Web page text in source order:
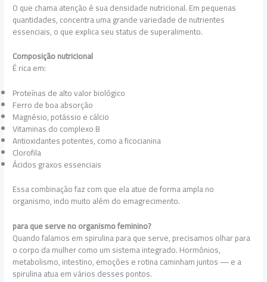
O que chama atenção é sua densidade nutricional. Em pequenas
quantidades, concentra uma grande variedade de nutrientes
essenciais, o que explica seu status de superalimento.
Composição nutricional
É rica em:
Proteínas de alto valor biológico
Ferro de boa absorção
Magnésio, potássio e cálcio
Vitaminas do complexo B
Antioxidantes potentes, como a ficocianina
Clorofila
Ácidos graxos essenciais
Essa combinação faz com que ela atue de forma ampla no
organismo, indo muito além do emagrecimento.
para que serve no organismo feminino?
Quando falamos em spirulina para que serve, precisamos olhar para
o corpo da mulher como um sistema integrado. Hormônios,
metabolismo, intestino, emoções e rotina caminham juntos — e a
spirulina atua em vários desses pontos.